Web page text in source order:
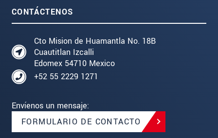
CONTÁCTENOS
Cto Mision de Huamantla No. 18B
Cuautitlan Izcalli
Edomex 54710 Mexico
+52 55 2229 1271
Envíenos un mensaje:
FORMULARIO DE CONTACTO